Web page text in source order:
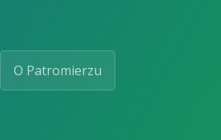
O Patromierzu